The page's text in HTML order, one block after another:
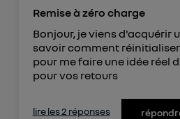
Remise à zéro charge
Bonjour, je viens d'acquérir
savoir comment
pour me faire une idée réel
pour vos retours
lire les 2 réponses